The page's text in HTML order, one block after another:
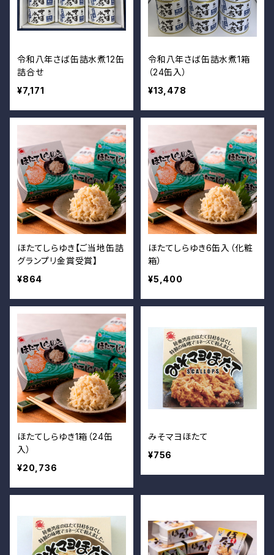
令和八年さば缶詰水煮12缶
詰合せ
¥7,171
令和八年さば缶詰水煮1箱
（24缶入）
¥13,478
ほたてしらゆき【ご当地缶詰
グランプリ金賞受賞】
¥864
ほたてしらゆき6缶入（化粧
箱）
¥5,400
ほたてしらゆき1箱（24缶
入）
¥20,736
みそマヨほたて
¥756